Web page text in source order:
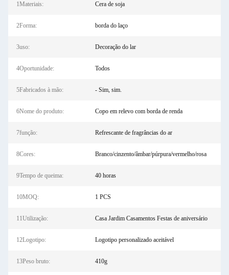
1Materiais: Cera de soja
2Forma: borda do laço
3uso: Decoração do lar
4Oportunidade: Todos
5Fabricados à mão: - Sim, sim.
6Nome do produto: Copo em relevo com borda de renda
7função: Refrescante de fragrâncias do ar
8Cores: Branco/cinzento/âmbar/púrpura/vermelho/rosa
9Tempo de queima: 40 horas
10MOQ: 1 PCS
11Utilização: Casa Jardim Casamentos Festas de aniversário
12Logotipo: Logotipo personalizado aceitável
13Peso bruto: 410g